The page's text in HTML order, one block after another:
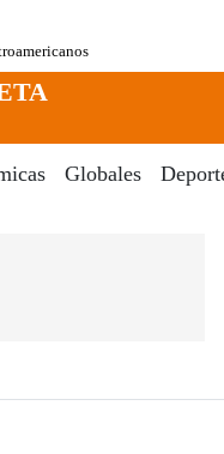
Globales
Periódico El